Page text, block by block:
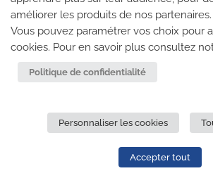
Climb Up vous accueille dans ses
France
TROUVE TA SALLE
CONFIDENTIALITÉ
DROITS RÉSERVÉS
améliorer les produits de nos partenaires.
Vous pouvez paramétrer vos choix pour
cookies. Pour en savoir plus consultez
Politique de confidentialité
Personnaliser les cookies
Accepter tout